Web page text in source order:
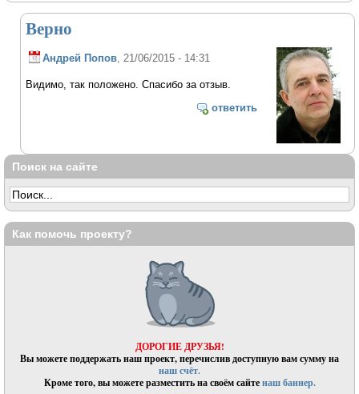
Верно
Андрей Попов, 21/06/2015 - 14:31
Видимо, так положено. Спасибо за отзыв.
ответить
Поиск на сайте
Как помочь проекту?
ДОРОГИЕ ДРУЗЬЯ!
Вы можете поддержать наш проект, перечислив доступную вам сумму на
наш счёт.
Кроме того, вы можете разместить на своём сайтенаш баннер.